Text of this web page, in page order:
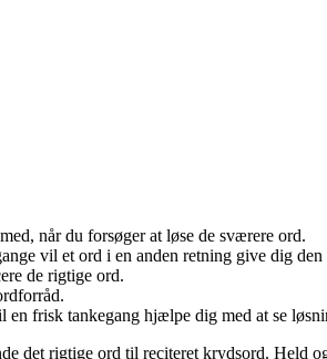
når du forsøger at løse de sværere ord.
vil et ord i en anden retning give dig
de rigtige ord.
en frisk tankegang hjælpe dig med at se
det rigtige ord til reciteret krydsord. Held